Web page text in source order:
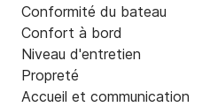
⸻
🌅 Demi-journée "Port
🕘 10h00 – 14h00
Conformité du bateau
Confort à bord
Niveau d'entretien
Propreté
Accueil et communication